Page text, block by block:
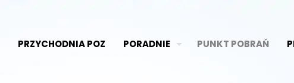
PRZYCHODNIA POZ PORADNIE PUNKT POBRAŃ